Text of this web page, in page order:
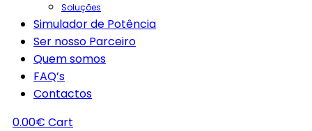
Soluções
Simulador de Potência
Ser nosso Parceiro
Quem somos
FAQ’s
Contactos
0.00€ Cart